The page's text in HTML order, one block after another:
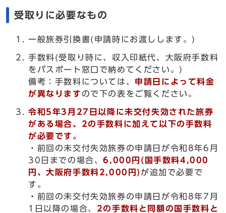
受取りに必要なもの
一般旅券引換書(申請時にお渡しします。)
手数料(受取り時に、収入印紙代、大阪府手数料
をパスポート窓口で納めてください。)
備考：手数料については、 申請日によって料金
が異なります ので下の表をご覧ください。
令和5年3月27日以降に未交付失効された旅券
がある場合、2の手数料に加えて以下の手数料
が必要です。
・前回の未交付失効旅券の申請日が令和8年6月
30日までの場合、6,000円(国手数料4,000
円、大阪府手数料2,000円) が追加で必要で
す。
・前回の未交付失効旅券の申請日が令和8年7月
1日以降の場合、 2の手数料と 同額の国手数料と